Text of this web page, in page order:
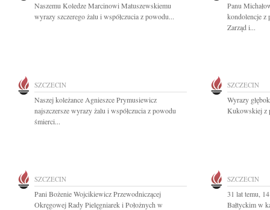
Naszemu Koledze Marcinowi Matuszewskiemu
wyrazy szczerego żalu i współczucia z powodu...
Panu
kondolencje z
Zarząd i...
SZCZECIN
Naszej koleżance Agnieszce Prymusiewicz
najszczersze wyrazy żalu i współczucia z powodu
śmierci...
SZCZECIN
Wyrazy
Kukowskiej z
SZCZECIN
Pani Bożenie Wojcikiewicz Przewodniczącej
Okręgowej Rady Pielęgniarek i Położnych w
SZCZECIN
31 lat temu,
Bałtyckim w